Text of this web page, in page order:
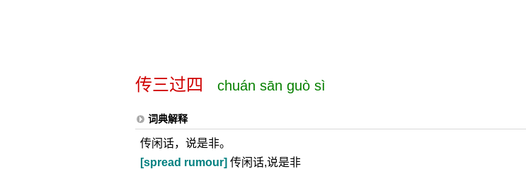
传三过四 chuán sān guò sì
词典解释
传闲话，说是非。
[spread rumour] 传闲话,说是非